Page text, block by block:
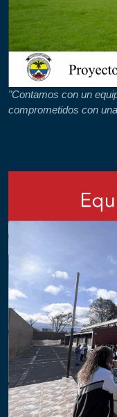
"Contamos con un
comprometidos con